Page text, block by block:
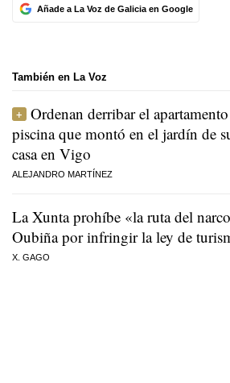
Añade a La Voz de Galicia en Google
También en La Voz
Ordenan derribar el
piscina que montó en el jardín de
casa en Vigo
ALEJANDRO MARTÍNEZ
La Xunta prohíbe «la ruta del
Oubiña por infringir la ley de
X. GAGO